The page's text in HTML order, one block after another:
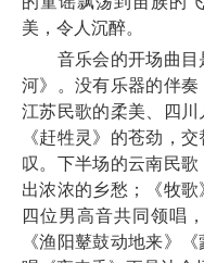
美，令人沉醉。
音乐会的开场曲目
河》。没有乐器的伴奏
江苏民歌的柔美、四
《赶牲灵》的苍劲，
叹。下半场的云南民
出浓浓的乡愁；《牧
四位男高音共同领唱
《渔阳鼙鼓动地来》